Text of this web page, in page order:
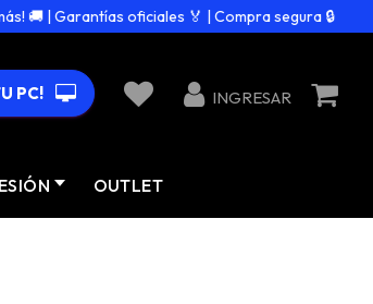
| Garantías oficiales 🏅 | Compra segura 🔒
PC! INGRESAR
OUTLET